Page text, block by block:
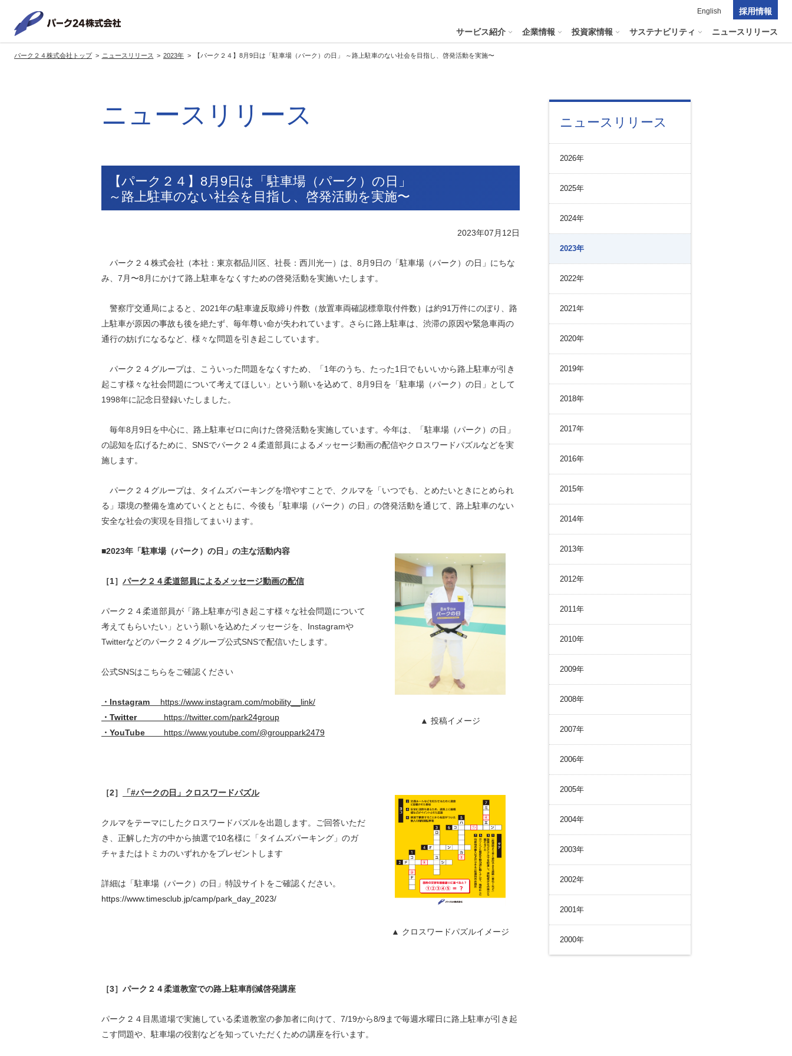
サービス紹介
駐車場サービス モビリティサービス 会員サービス
企業情報
グループの方針・展開
展開ブランド
事業拠点
会社案内
パーク２４グループ一覧
沿革
スポーツ活動
一般事業主行動計画
コンプライアンスとインテグリティ
投資家情報
経営方針
中期経営計画
（PDFファイル）
事業等のリスク
財務状況
キャッシュ・フローの状況
説明会資料・動画
有価証券報告書
統合報告書・アニュアルレポート
株式情報
株価情報
株式概要
株主構成
株主総会
配当情報
株主優待
発行体格付
株式手続
定款・株式取扱
規則
個人投資家の皆様へ
パーク２４のあゆみ
パーク２４の強み
市場環境
サステナビリティ
トップコミットメント サステナビリティの推進
サステナビリティ推進体制
サステナビリティ関連データ
イニシアチブへの参画・社外からの評価​
マテリアリティ
中長期目標
環境負荷低減への貢献
気候変動への取り組み
（TCFD）
人材戦略
た取り組み
健康経営の推進
お客様への責任
地域コミュニティへの貢献
コーポレート・ガバナンスの状況
リスク管理
コンプライアンスとインテグリティ
ニュースリリース
English 採用情報
パーク２４株式会社トップ ニュースリリース 2023年 【パーク２４】8月9日は「駐車場（パーク）の日」 ～路上駐車のない社会を目指し、啓発活動を実施〜
ニュースリリース
【パーク２４】8月9日は「駐車場（パーク）の日」
～路上駐車のない社会を目指し、啓発活動を実施〜
2023年07月12日
パーク２４株式会社（本社：東京都品川区、社長：西川光一）は、8月9日の「駐車場（パーク）の日」にちな
み、7月〜8月にかけて路上駐車をなくすための啓発活動を実施いたします。
警察庁交通局によると、2021年の駐車違反取締り件数（放置車両確認標章取付件数）は約91万件にのぼり、路
上駐車が原因の事故も後を絶たず、毎年尊い命が失われています。さらに路上駐車は、渋滞の原因や緊急車両の
通行の妨げになるなど、様々な問題を引き起こしています。
パーク２４グループは、こういった問題をなくすため、「1年のうち、たった1日でもいいから路上駐車が引き
起こす様々な社会問題について考えてほしい」という願いを込めて、8月9日を「駐車場（パーク）の日」として
1998年に記念日登録いたしました。
毎年8月9日を中心に、路上駐車ゼロに向けた啓発活動を実施しています。今年は、「駐車場（パーク）の日」
の認知を広げるために、SNSでパーク２４柔道部員によるメッセージ動画の配信やクロスワードパズルなどを実
施します。
パーク２４グループは、タイムズパーキングを増やすことで、クルマを「いつでも、とめたいときにとめられ
る」環境の整備を進めていくとともに、今後も「駐車場（パーク）の日」の啓発活動を通じて、路上駐車のない
安全な社会の実現を目指してまいります。
▲ 投稿イメージ
■2023年「駐車場（パーク）の日」の主な活動内容
［1］ パーク２４柔道部員によるメッセージ動画の配信
パーク２４柔道部員が「路上駐車が引き起こす様々な社会問題について
考えてもらいたい」という願いを込めたメッセージを、 Instagramや
Twitterなどのパーク２４グループ公式SNSで配信いたします。
公式SNSはこちらをご確認ください
・Instagram
https://www.instagram.com/mobility__link/
・ Twitter
https://twitter.com/park24group
・YouTube
https://www.youtube.com/@grouppark2479
▲ クロスワードパズルイメージ
［2］ 「#パークの日」クロスワードパズル
クルマをテーマにしたクロスワードパズルを出題します。ご回答いただ
き、正解した方の中から抽選で10名様に「タイムズパーキング」のガ
チャまたはトミカのいずれかをプレゼントします
詳細は「駐車場（パーク）の日」特設サイトをご確認ください。
https://www.timesclub.jp/camp/park_day_2023/
［3］パーク２４柔道教室での路上駐車削減啓発講座
パーク２４目黒道場で実施している柔道教室の参加者に向けて、7/19から8/9 まで毎週水曜日に路上駐車が引き起
こす問題や、駐車場の役割などを知っていただくための講座を行います。
ニュースリリース
2026年
2025年
2024年
2023年
2022年
2021年
2020年
2019年
2018年
2017年
2016年
2015年
2014年
2013年
2012年
2011年
2010年
2009年
2008年
2007年
2006年
2005年
2004年
2003年
2002年
2001年
2000年